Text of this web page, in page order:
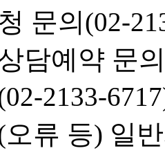
문의(02-
담예약 문
2133-
류 등) 일